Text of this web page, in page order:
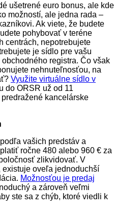
ušetrené euro bonus, ale kde
možností, ale jedna rada –
Ak viete, že budete
pohybovať v teréne
centrách, nepotrebujete
je sídlo pre vašu
registra. Čo však
nehnuteľnosťou, na
Využite virtuálne sídlo v
do ORSR už od 11
kancelárske
vašich predstáv a
ročne 480 alebo 960 € za
zlikvidovať. V
existuje oveľa jednoduchší
Možnosťou je predaj
a zároveň veľmi
ste sa z chýb, ktoré viedli k